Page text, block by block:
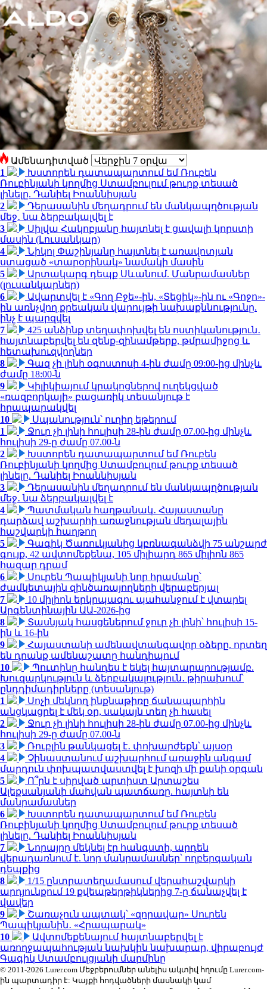
Ամենադիտված
1
Խստորեն դատապարտում եմ Ռուբեն
Ռուբինյանի կողմից Ստամբուլում թուրք տեսած
լինելը. Դանիել Իոաննիսյան
2
Դերասանին մեղադրում են մանկապղծության
մեջ․ նա ձերբակալվել է
3
Սիլվա Հակոբյանը հայտնել է ցավալի կորստի
մասին (Լուսանկար)
4
Նիկոլ Փաշինյանը հայտնել է առավոտյան
ստացած «տարօրինակ» նամակի մասին
5
Արտակարգ դեպք Սևանում. Մանրամասներ
(լուսանկարներ)
6
Ավարտվել է «Գող Բջե»-ին, «Տեցիկ»-ին ու «Գոջո»-
ին առնչվող քրեական վարույթի նախաքննությունը.
ինչ է պարզվել
7
425 անձինք տեղափոխվել են ոստիկանություն․
հայտնաբերվել են զենք-զինամթերք, թմրամիջոց և
հետախուզվողներ
8
Գազ չի լինի օգոստոսի 4-ին ժամը 09:00-ից մինչև
ժամը 18:00-ն
9
Կիլիկիայում կրակոցներով ուղեկցված
«ռազբորկայի» բացառիկ տեսանյութ է
հրապարակվել
10
Սպանություն՝ ուղիղ եթերում
1
Ջուր չի լինի հուլիսի 28-ին ժամը 07.00-ից մինչև
հուլիսի 29-ը ժամը 07.00-ն
2
Խստորեն դատապարտում եմ Ռուբեն
Ռուբինյանի կողմից Ստամբուլում թուրք տեսած
լինելը. Դանիել Իոաննիսյան
3
Դերասանին մեղադրում են մանկապղծության
մեջ․ նա ձերբակալվել է
4
Պատմական հաղթանակ․ Հայաստանը
դարձավ աշխարհի առաջնության մեդալային
հաշվարկի հաղթող
5
Գագիկ Ծառուկյանից կբռնագանձվի 75 անշարժ
գույք, 42 ավտոմեքենա, 105 միլիարդ 865 միլիոն 865
հազար դրամ
6
Սուրեն Պապիկյանի նոր հրամանը՝
ժամկետային զինծառայողների վերաբերյալ
7
10 միլիոն երկրպագու պահանջում է վտարել
Արգենտինային ԱԱ-2026-ից
8
Տասնյակ հասցեներում ջուր չի լինի՝ հուլիսի 15-
ին և 16-ին
9
Հայաստանի ամենավտանգավոր օձերը. որտեղ
են դրանք ամենաշատը հանդիպում
10
Պուտինը հանդես է եկել հայտարարությամբ.
Խուզարկություն և ձերբակալություն․ թիրախում՝
ընդդիմադիրները (տեսանյութ)
1
Սոչի մեկնող ինքնաթիռը ճանապարհին
անցկացրել է մեկ օր, սակայն տեղ չի հասել
2
Ջուր չի լինի հուլիսի 28-ին ժամը 07.00-ից մինչև
հուլիսի 29-ը ժամը 07.00-ն
3
Ռուբլին թանկացել է․ փոխարժեքն՝ այսօր
4
Չինաստանում աշխարհում առաջին անգամ
մարդուն փոխպատվաստվել է խոզի մի քանի օրգան
5
Ո՞րն է սիրված արտիստ Արտաշես
Ալեքսանյանի մահվան պատճառը. հայտնի են
մանրամասներ
6
Խստորեն դատապարտում եմ Ռուբեն
Ռուբինյանի կողմից Ստամբուլում թուրք տեսած
լինելը. Դանիել Իոաննիսյան
7
Նորայրը մեկնել էր հանգստի, արդեն
վերադառնում է. նոր մանրամասներ՝ ողբերգական
դեպքից
8
1/15 ընտրատեղամասում վերահաշվարկի
արդյունքում 19 քվեաթերթիկներից 7-ը ճանաչվել է
վավեր
9
Շառաչուն ապտակ՝ «զորավար» Սուրեն
Պապիկյանին․ «Հրապարակ»
10
Ավտոմեքենայում հայտնաբերվել է
առողջապահության նախկին նախարար, վիրաբույժ
Գագիկ Ստամբուլցյանի մարմինը
© 2011-2026 Lurer.com Մեջբերումներ անելիս ակտիվ հղումը Lurer.com-
ին պարտադիր է: Կայքի հոդվածների մասնակի կամ